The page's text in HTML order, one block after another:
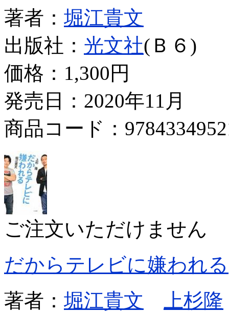
著者： 堀江貴文
出版社： 光文社(Ｂ６)
価格： 1,300円
発売日：2020年11月
商品コード：
ご注文いただけません
だからテレビに嫌われる
著者： 堀江貴文
上杉隆